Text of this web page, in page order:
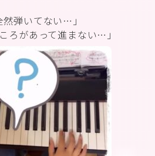
然弾いてない…」
ろがあって進まない…」